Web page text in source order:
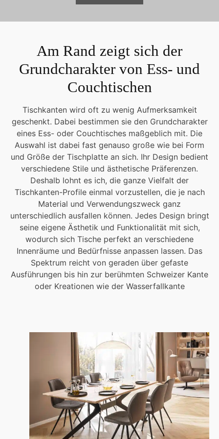
Am Rand zeigt sich der
Grundcharakter von Ess- und
Couchtischen
Tischkanten wird oft zu wenig Aufmerksamkeit
geschenkt. Dabei bestimmen sie den Grundcharakter
eines Ess- oder Couchtisches maßgeblich mit. Die
Auswahl ist dabei fast genauso große wie bei Form
und Größe der Tischplatte an sich. Ihr Design bedient
verschiedene Stile und ästhetische Präferenzen.
Deshalb lohnt es ich, die ganze Vielfalt der
Tischkanten-Profile einmal vorzustellen, die je nach
Material und Verwendungszweck ganz
unterschiedlich ausfallen können. Jedes Design bringt
seine eigene Ästhetik und Funktionalität mit sich,
wodurch sich Tische perfekt an verschiedene
Innenräume und Bedürfnisse anpassen lassen. Das
Spektrum reicht von geraden über gefaste
Ausführungen bis hin zur berühmten Schweizer Kante
oder Kreationen wie der Wasserfallkante